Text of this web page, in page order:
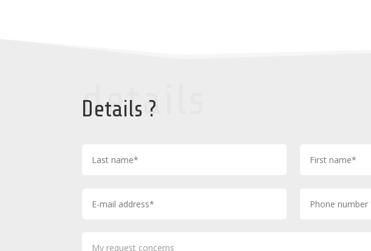
details
Details ?